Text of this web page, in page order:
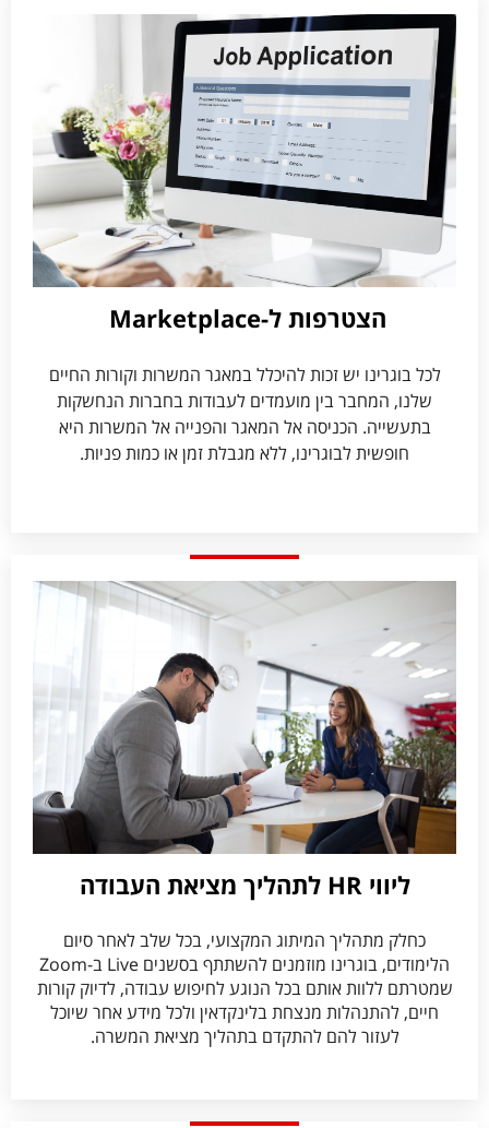
הצטרפות ל-Marketplace ​
לכל בוגרינו יש זכות להיכלל במאגר המשרות וקורות החיים
שלנו, המחבר בין מועמדים לעבודות בחברות הנחשקות
בתעשייה. הכניסה אל המאגר והפנייה אל המשרות היא
חופשית לבוגרינו, ללא מגבלת זמן או כמות פניות.
ליווי HR לתהליך מציאת העבודה​
כחלק מתהליך המיתוג המקצועי, בכל שלב לאחר סיום
הלימודים, בוגרינו מוזמנים להשתתף בסשנים Live ב-Zoom
שמטרתם ללוות אותם בכל הנוגע לחיפוש עבודה, לדיוק קורות
חיים, להתנהלות מנצחת בלינקדאין ולכל מידע אחר שיוכל
לעזור להם להתקדם בתהליך מציאת המשרה.